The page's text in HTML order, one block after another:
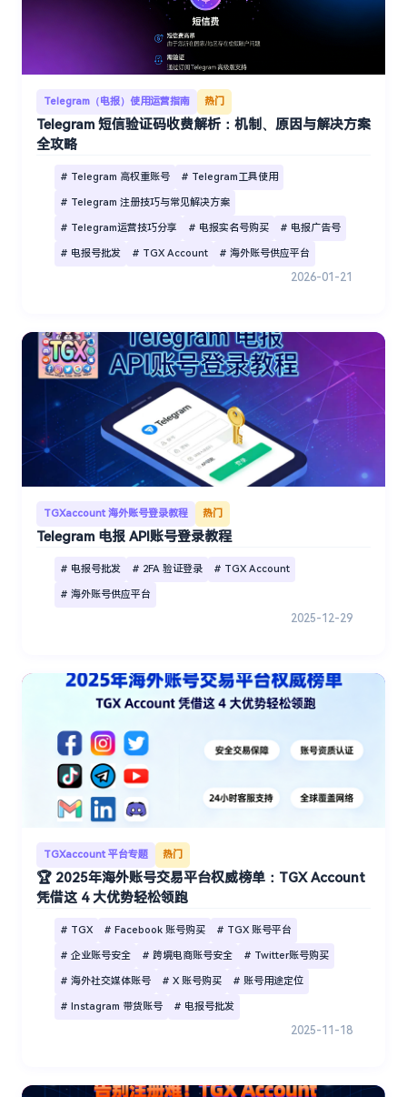
Telegram（电报）使用运营指南 热门
Telegram 短信验证码收费解析：机制、原因与解决方案
全攻略
# Telegram 高权重账号 # Telegram工具使用
# Telegram 注册技巧与常见解决方案
# Telegram运营技巧分享 # 电报实名号购买 # 电报广告号
# 电报号批发 # TGX Account # 海外账号供应平台
2026-01-21
TGXaccount 海外账号登录教程 热门
Telegram 电报 API账号登录教程
# 电报号批发 # 2FA 验证登录 # TGX Account
# 海外账号供应平台
2025-12-29
TGXaccount 平台专题 热门
🏆 2025年海外账号交易平台权威榜单：TGX Account
凭借这 4 大优势轻松领跑
# TGX # Facebook 账号购买 # TGX 账号平台
# 企业账号安全 # 跨境电商账号安全 # Twitter账号购买
# 海外社交媒体账号 # X 账号购买 # 账号用途定位
# Instagram 带货账号 # 电报号批发
2025-11-18